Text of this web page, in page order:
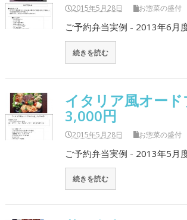
2015年5月28日 お惣菜の盛付
ご予約弁当実例 - 2013年6月
続きを読む
イタリア風オー
3,000円
2015年5月28日 お惣菜の盛付
ご予約弁当実例 - 2013年5月
続きを読む